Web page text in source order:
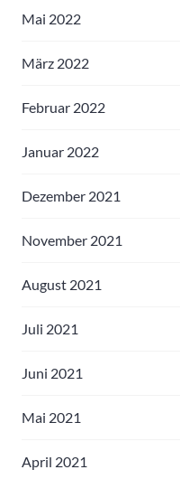
Mai 2022
März 2022
Februar 2022
Januar 2022
Dezember 2021
November 2021
August 2021
Juli 2021
Juni 2021
Mai 2021
April 2021